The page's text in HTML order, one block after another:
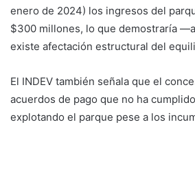
enero de 2024) los ingresos del
$300 millones, lo que demostraría
existe afectación estructural del
El INDEV también señala que el
acuerdos de pago que no ha
explotando el parque pese a los